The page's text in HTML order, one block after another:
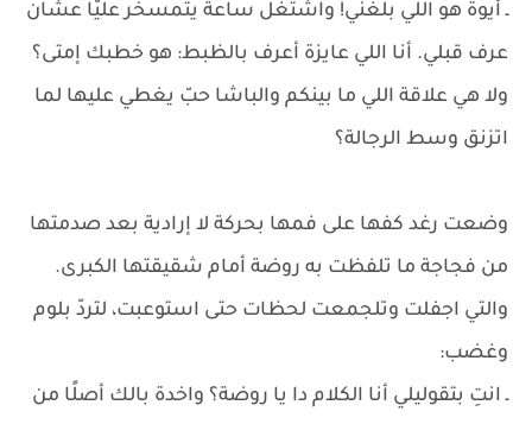
ـ أيوة هو اللي بلغني! واشتغل ساعة يتمسخر عليّا عشان
عرف قبلي. أنا اللي عايزة أعرف بالظبط: هو خطبك إمتى؟
ولا هي علاقة اللي ما بينكم والباشا حبّ يغطي عليها لما
اتزنق وسط الرجالة؟
وضعت رغد كفها على فمها بحركة لا إرادية بعد صدمتها
من فجاجة ما تلفظت به روضة أمام شقيقتها الكبرى.
والتي اجفلت وتلجمعت لحظات حتى استوعبت، لتردّ بلوم
وغضب:
ـ انتِ بتقوليلي أنا الكلام دا يا روضة؟ واخدة بالك أصلًا من